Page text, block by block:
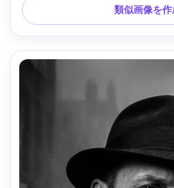
ウ、高解像度、エディトリアルな
グレーディング
類似画像を